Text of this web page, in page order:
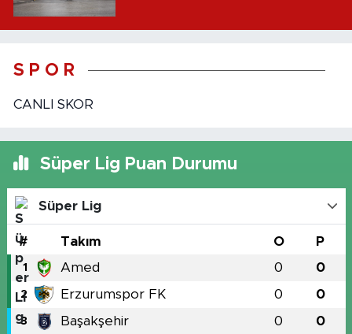
S P O R
CANLI SKOR
Süper Lig Puan Durumu
Süper Lig
# Takım O P
1 Amed 0 0
2 Erzurumspor FK 0 0
3 Başakşehir 0 0